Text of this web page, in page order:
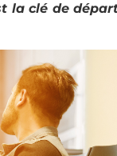
la clé de